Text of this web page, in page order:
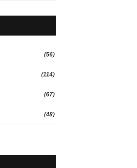
(56)
(114)
(67)
(48)